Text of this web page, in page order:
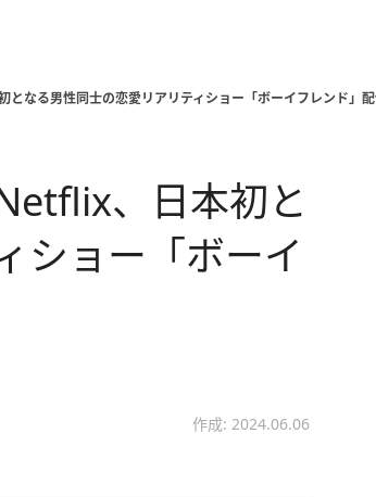
なる男性同士の恋愛リアリティショー「ボーイフレンド」
、日本初と
ショー「ボーイ
作成: 2024.06.06